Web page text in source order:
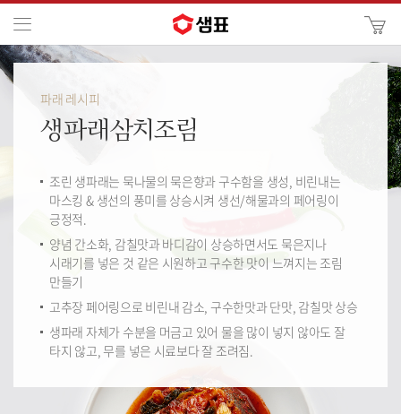
사
이
파래 레시피
생파래삼치조림
조린 생파래는 묵나물의 묵은향과 구수함을 생성, 비린내는
마스킹 & 생선의 풍미를 상승시켜 생선/해물과의 페어링이
긍정적.
양념 간소화, 감칠맛과 바디감이 상승하면서도 묵은지나
시래기를 넣은 것 같은 시원하고 구수한 맛이 느껴지는 조림
만들기
고추장 페어링으로 비린내 감소, 구수한맛과 단맛, 감칠맛 상승
생파래 자체가 수분을 머금고 있어 물을 많이 넣지 않아도 잘
타지 않고, 무를 넣은 시료보다 잘 조려짐.